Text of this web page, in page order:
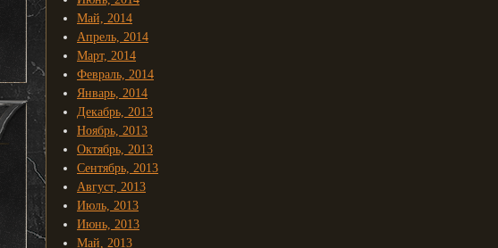
Май, 2014
Апрель, 2014
Март, 2014
Февраль, 2014
Январь, 2014
Декабрь, 2013
Ноябрь, 2013
Октябрь, 2013
Сентябрь, 2013
Август, 2013
Июль, 2013
Июнь, 2013
Май, 2013